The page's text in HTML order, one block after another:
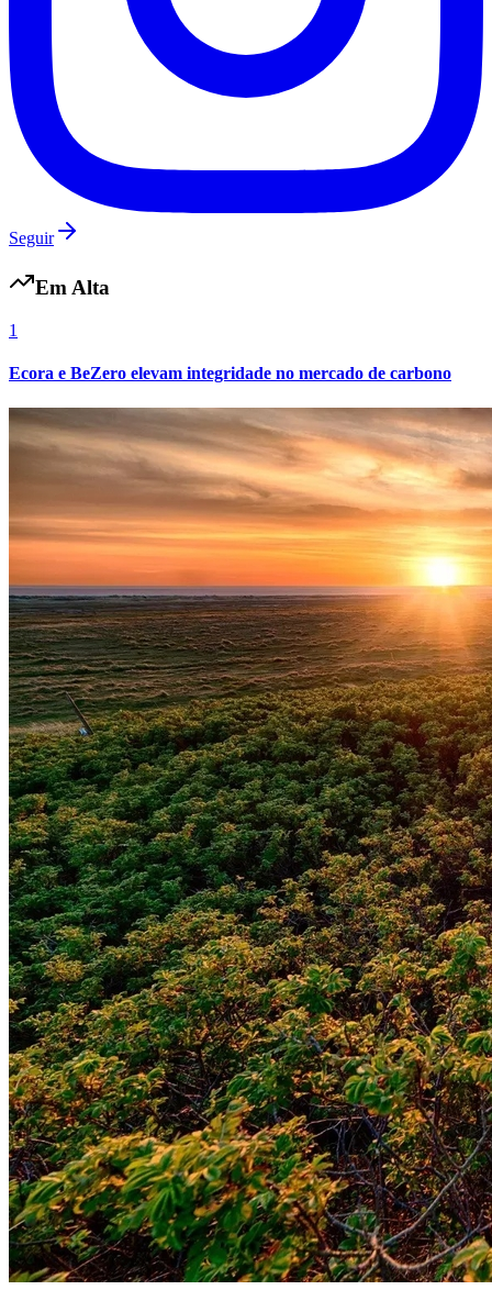
Botafogo
Grêmio
Seguir
Em Alta
1
Ecora e BeZero elevam integridade no mercado de carbono